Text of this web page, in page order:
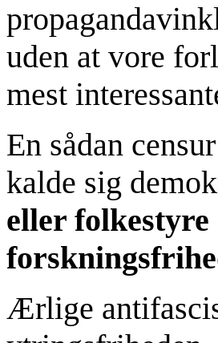
uden at vore
mest
En sådan
kalde sig
eller
Ærlige